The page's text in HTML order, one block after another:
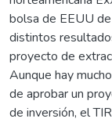
bolsa de EEUU
distintos
proyecto de
Aunque hay
de aprobar un
de inversión, el